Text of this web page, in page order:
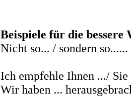
Beispiele für die bessere
Nicht so... / sondern so......
Ich empfehle Ihnen .../
Wir haben ...